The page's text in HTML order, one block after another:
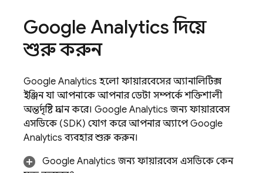
Google Analyticsদিয়ে
শুরু করুন
Google Analytics হলো ফায়ারবেসের অ্যানালিটিক্স
ইঞ্জিন যা আপনাকে আপনার ডেটা সম্পর্কে শক্তিশালী
অন্তর্দৃষ্টি প্রদান করে। Google Analytics জন্য ফায়ারবেস
এসডিকে (SDK) যোগ করে আপনার অ্যাপেGoogle
Analytics ব্যবহার শুরু করুন।
Google Analytics জন্য ফায়ারবেস এসডিকে কেন